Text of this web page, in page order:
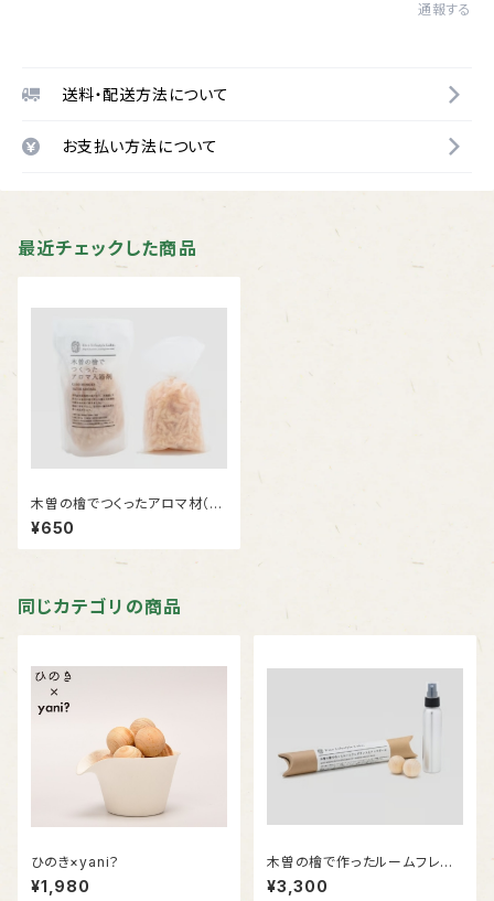
通報する
送料・配送方法について
お支払い方法について
最近チェックした商品
木曽の檜でつくったアロマ材（入
浴剤）
¥650
同じカテゴリの商品
ひのき×yani？
¥1,980
木曽の檜で作ったルームフレグ
ランスとアロマボール
¥3,300